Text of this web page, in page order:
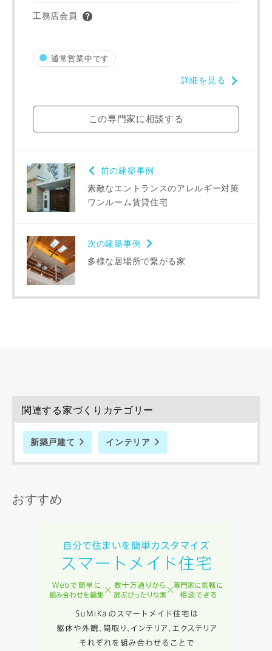
工務店会員
通常営業中です
詳細を見る
この専門家に相談する
前の建築事例
素敵なエントランスのアレルギー対策
ワンルーム賃貸住宅
次の建築事例
多様な居場所で繋がる家
関連する家づくりカテゴリー
新築戸建て インテリア
おすすめ